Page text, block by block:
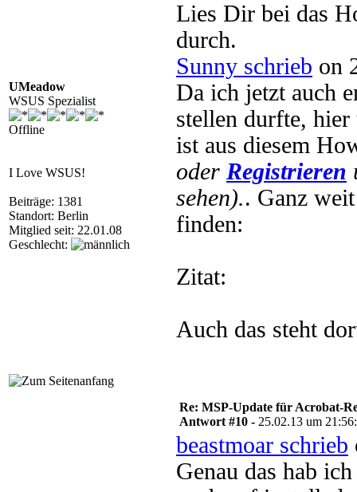
UMeadow
WSUS Spezialist
Offline
I Love WSUS!
Beiträge: 1381
Standort: Berlin
Mitglied seit: 22.01.08
Geschlecht:
Lies Dir bei das
durch.
Sunny schrieb on
Da ich jetzt auch
stellen durfte, hier
ist aus diesem
oder Registrieren
sehen).. Ganz
finden:
Zitat:
Auch das steht
Re: MSP-Update für Acrobat-
Antwort #10 - 25.02.13 um
beastmoar schrieb
Genau das hab